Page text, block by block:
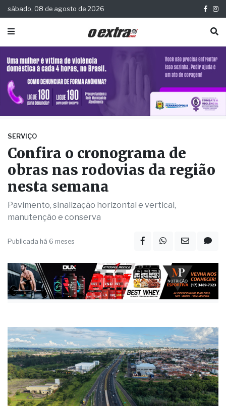
sábado, 08 de agosto de 2026
SERVIÇO
Confira o cronograma de
obras nas rodovias da região
nesta semana
Pavimento, sinalização horizontal e vertical,
manutenção e conserva
Publicada há 6 meses